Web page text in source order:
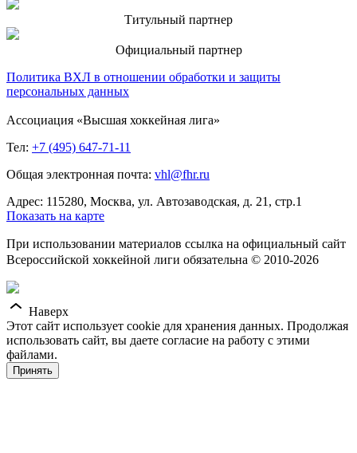
Титульный партнер
Официальный партнер
Политика ВХЛ в отношении обработки и защиты
персональных данных
Ассоциация «Высшая хоккейная лига»
Тел: +7 (495) 647-71-11
Общая электронная почта: vhl@fhr.ru
Адрес: 115280, Москва, ул. Автозаводская, д. 21, стр.1
Показать на карте
При использовании материалов ссылка на официальный сайт
Всероссийской хоккейной лиги обязательна © 2010-2026
Наверх
Этот сайт использует cookie для хранения данных. Продолжая
использовать сайт, вы даете согласие на работу с этими
файлами.
Принять